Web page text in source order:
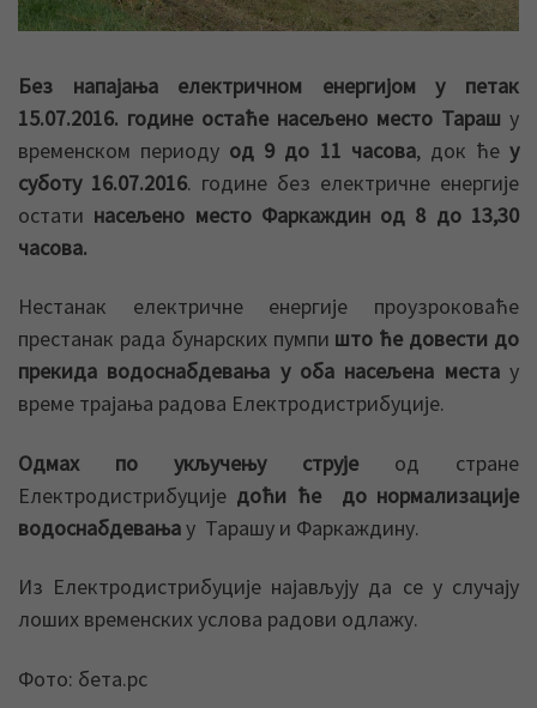
Без напајања електричном енергијом у петак
15.07.2016. године остаће насељено место Тараш у
временском периоду од 9 до 11 часова, док ћеу
суботу 16.07.2016. године без електричне енергије
остати насељено место Фаркаждин од 8 до 13,30
часова.
Нестанак електричне енергије проузроковаће
престанак рада бунарских пумпи што ће довести до
прекида водоснабдевања у оба насељена местау
време трајања радова Електродистрибуције.
Одмах по укључењу струје од стране
Електродистрибуције доћи ће до нормализације
водоснабдевањау Тарашу и Фаркаждину.
Из Електродистрибуције најављују да се у случају
лоших временских услова радови одлажу.
Фото: бета.рс